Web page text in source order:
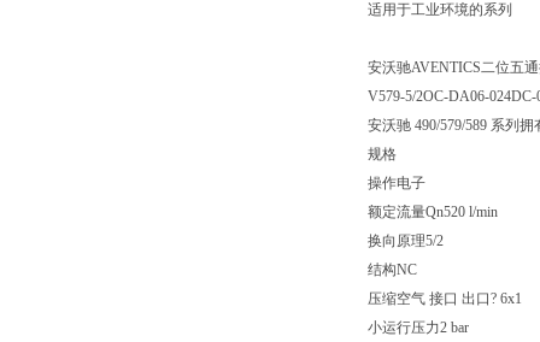
适用于工业环境的系列
安沃驰AVENTICS二位五
V579-5/2OC-DA06-
安沃驰 490/579/589 系列
规格
操作电子
额定流量Qn520 l/min
换向原理5/2
结构NC
压缩空气 接口 出口? 6x1
小运行压力2 bar